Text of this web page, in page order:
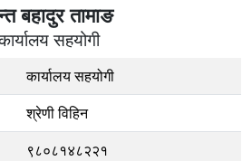
बहादुर तामाङ
सहयोगी
कार्यालय सहयोगी
श्रेणी विहिन
९८०८१४८२२१